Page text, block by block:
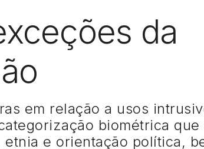
da
em relação a usos
biométrica
e orientação política,